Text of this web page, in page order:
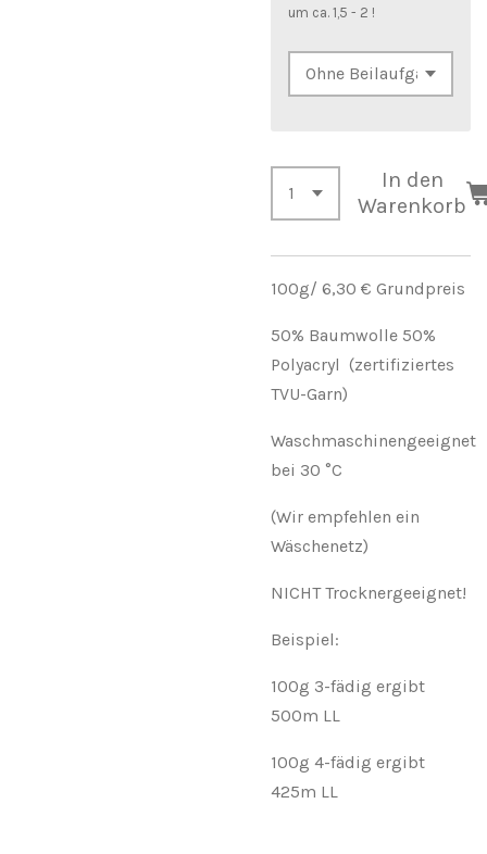
um ca. 1,5 - 2 !
In den
Warenkorb
100g/ 6,30 € Grundpreis
50% Baumwolle 50%
Polyacryl (zertifiziertes
TVU-Garn)
Waschmaschinengeeignet
bei 30 °C
(Wir empfehlen ein
Wäschenetz)
NICHT Trocknergeeignet!
Beispiel:
100g 3-fädig ergibt
500m LL
100g 4-fädig ergibt
425m LL